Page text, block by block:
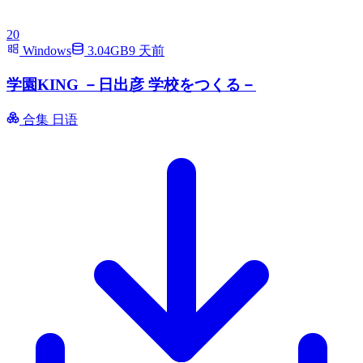
20
Windows
3.04GB9 天前
学園KING －日出彦 学校をつくる－
合集 日语